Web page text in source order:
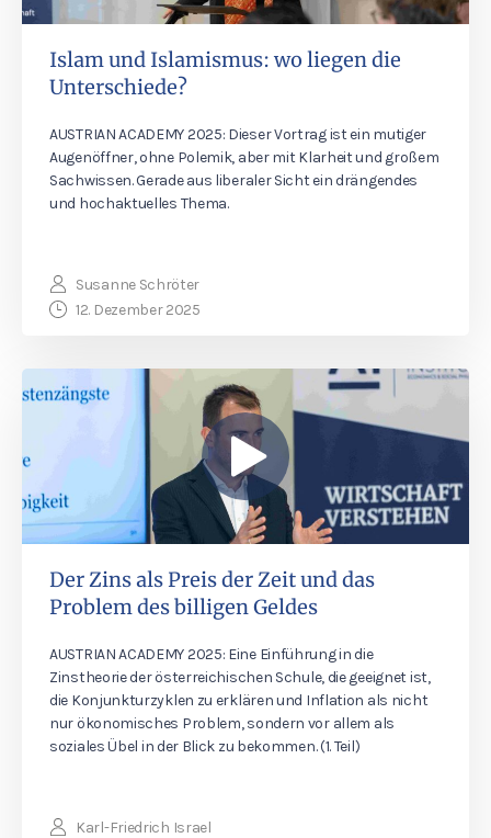
Islam und Islamismus: wo liegen die
Unterschiede?
AUSTRIAN ACADEMY 2025: Dieser Vortrag ist ein mutiger
Augenöffner, ohne Polemik, aber mit Klarheit und großem
Sachwissen. Gerade aus liberaler Sicht ein drängendes
und hochaktuelles Thema.
Susanne Schröter
12. Dezember 2025
Der Zins als Preis der Zeit und das
Problem des billigen Geldes
AUSTRIAN ACADEMY 2025: Eine Einführung in die
Zinstheorie der österreichischen Schule, die geeignet ist,
die Konjunkturzyklen zu erklären und Inflation als nicht
nur ökonomisches Problem, sondern vor allem als
soziales Übel in der Blick zu bekommen. (1. Teil)
Karl-Friedrich Israel